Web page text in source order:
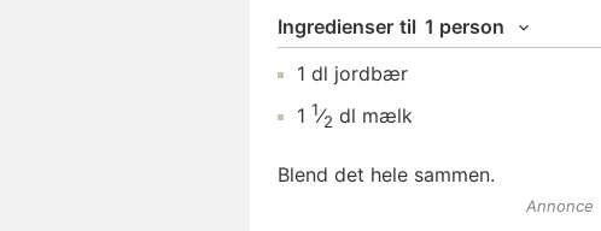
Ingredienser til 1 person
1 dl jordbær
1 1⁄2 dl mælk
Blend det hele sammen.
Annonce